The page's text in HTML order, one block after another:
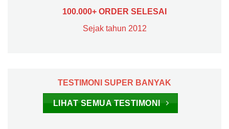
100.000+ ORDER SELESAI
Sejak tahun 2012
TESTIMONI SUPER BANYAK
LIHAT SEMUA TESTIMONI